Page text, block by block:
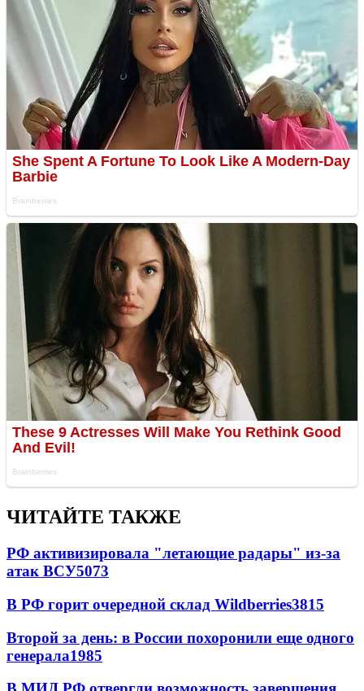
ЧИТАЙТЕ ТАКЖЕ
РФ активизировала "летающие радары" из-за
атак ВСУ5073
В РФ горит очередной склад Wildberries3815
Второй за день: в России похоронили еще одного
генерала1985